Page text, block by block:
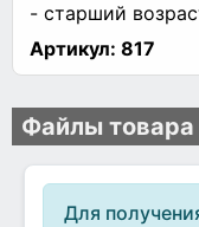
- старший
Артикул: 817
Файлы товара
Для